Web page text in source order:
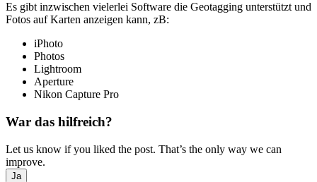
Es gibt inzwischen vielerlei Software die Geotagging unterstützt und
Fotos auf Karten anzeigen kann, zB:
iPhoto
Photos
Lightroom
Aperture
Nikon Capture Pro
War das hilfreich?
Let us know if you liked the post. That’s the only way we can
improve.
Ja